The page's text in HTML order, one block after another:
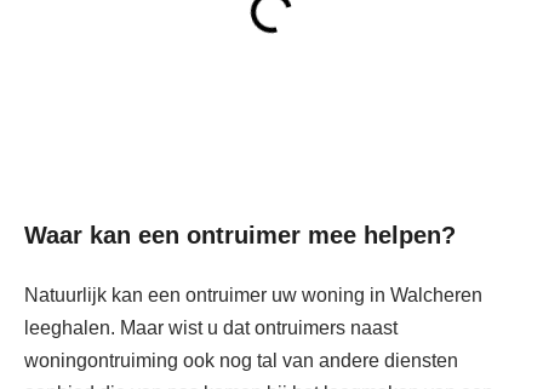
Waar kan een ontruimer mee helpen?
Natuurlijk kan een ontruimer uw woning in Walcheren
leeghalen. Maar wist u dat ontruimers naast
woningontruiming ook nog tal van andere diensten